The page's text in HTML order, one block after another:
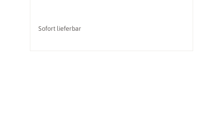
Sofort lieferbar